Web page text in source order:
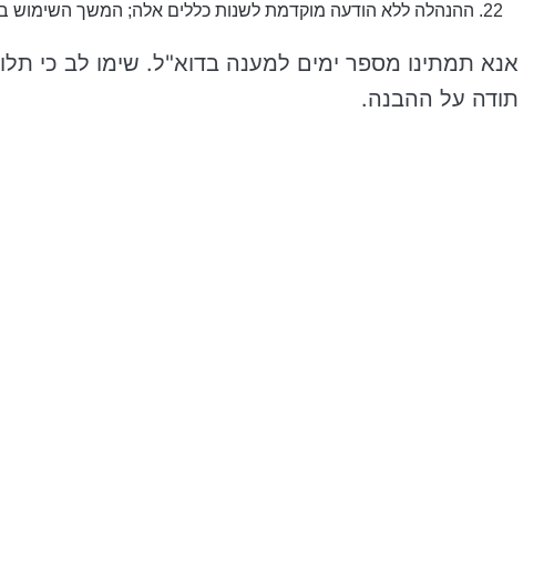
ההנהלה ללא הודעה מוקדמת לשנות כללים אלה; המשך השימוש
אנא תמתינו מספר ימים למענה בדוא"ל. שימו לב כי
תודה על ההבנה.